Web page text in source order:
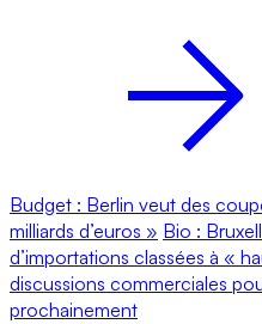
Budget : Berlin veut des
milliards d’euros » Bio :
d’importations classées à «
discussions commerciales
prochainement